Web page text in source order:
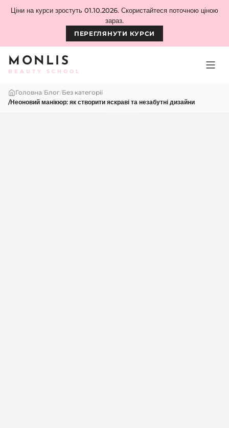
Skip to content
MONLIS
BEAUTY SCHOOL
Ціни на курси зростуть 01.10.2026. Скористайтеся поточною ціною
зараз.
ПЕРЕГЛЯНУТИ КУРСИ
Головна/Блог/Без категорії
/Неоновий манікюр: як створити яскраві та незабутні дизайни